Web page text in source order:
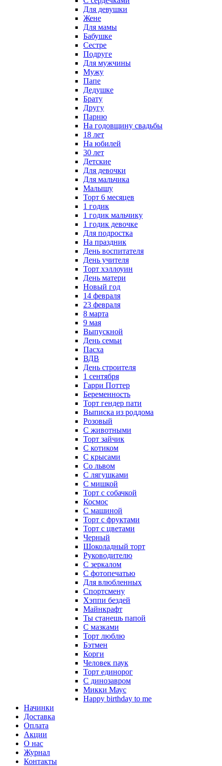
Для девушки
Жене
Для мамы
Бабушке
Сестре
Подруге
Для мужчины
Мужу
Папе
Дедушке
Брату
Другу
Парню
На годовщину свадьбы
18 лет
На юбилей
30 лет
Детские
Для девочки
Для мальчика
Малышу
Торт 6 месяцев
1 годик
1 годик мальчику
1 годик девочке
Для подростка
На праздник
День воспитателя
День учителя
Торт хэллоуин
День матери
Новый год
14 февраля
23 февраля
8 марта
9 мая
Выпускной
День семьи
Пасха
ВДВ
День строителя
1 сентября
Гарри Поттер
Беременность
Торт гендер пати
Выписка из роддома
Розовый
С животными
Торт зайчик
С котиком
С крысами
Со львом
С лягушками
С мишкой
Торт с собачкой
Космос
С машиной
Торт с фруктами
Торт с цветами
Черный
Шоколадный торт
Руководителю
С зеркалом
С фотопечатью
Для влюбленных
Спортсмену
Хэппи бездей
Майнкрафт
Ты станешь папой
С мазками
Торт люблю
Бэтмен
Корги
Человек паук
Торт единорог
С динозавром
Микки Маус
Happy birthday to me
Начинки
Доставка
Оплата
Акции
О нас
Журнал
Контакты